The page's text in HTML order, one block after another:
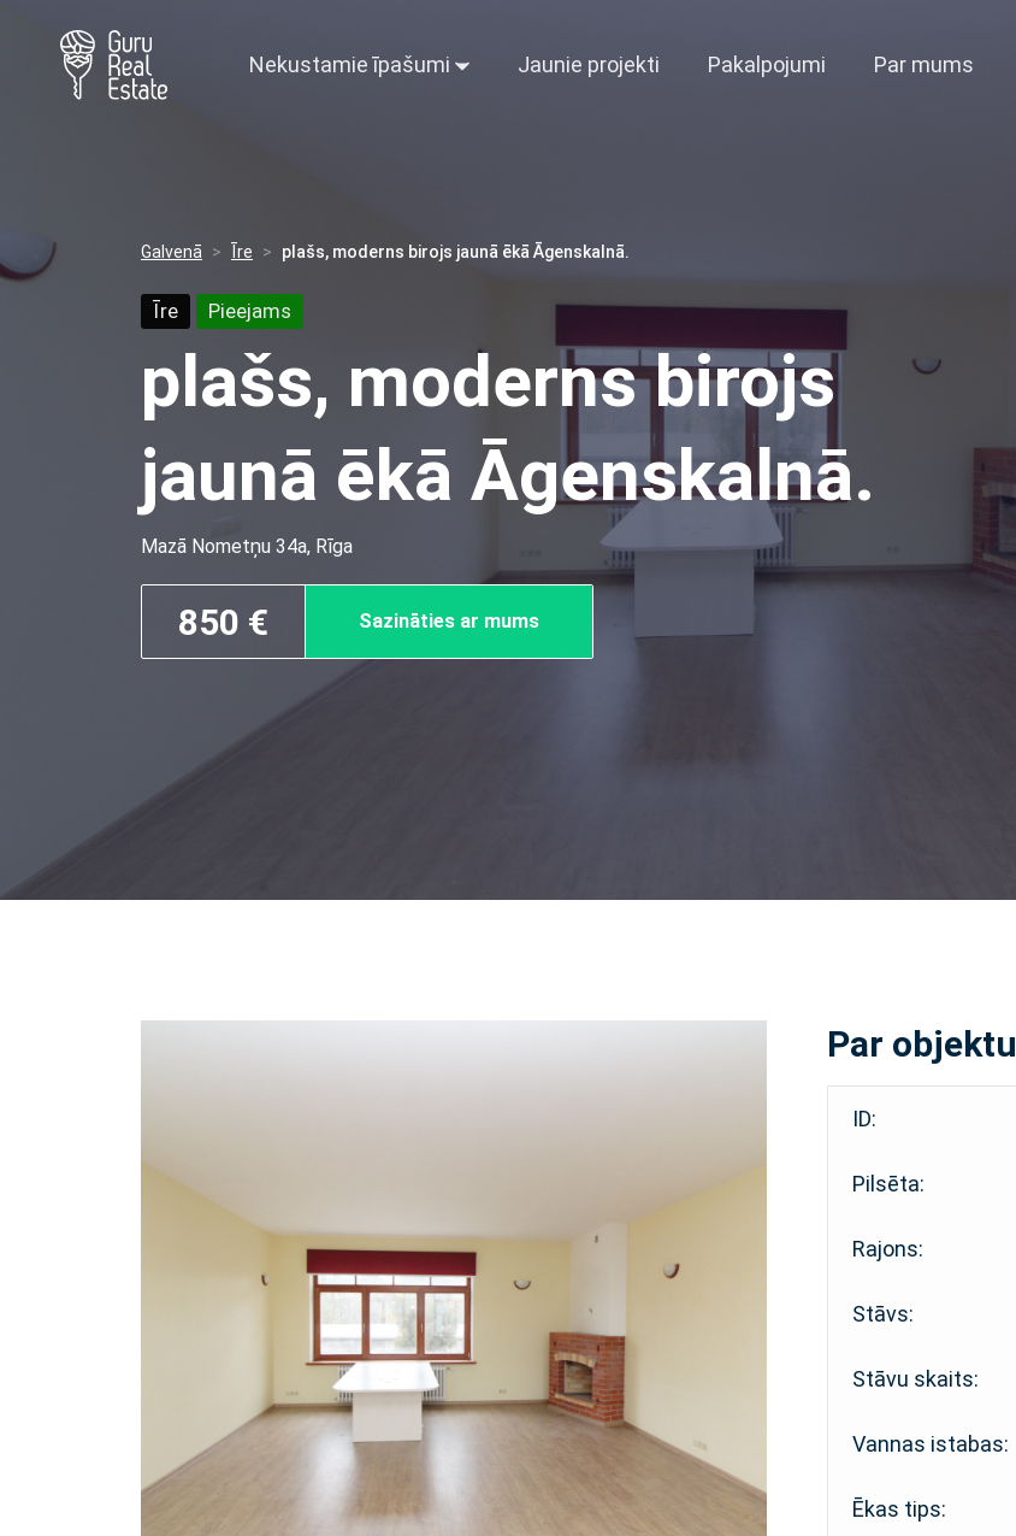
Nekustamie īpašumi Jaunie projekti Pakalpojumi Par mums
Galvenā Īre plašs, moderns birojs jaunā ēkā Āgenskalnā.
Īre Pieejams
plašs, moderns birojs
jaunā ēkā Āgenskalnā.
Mazā Nometņu 34a, Rīga
850 € Sazināties ar mums
Par objektu
ID:
Pilsēta:
Rajons:
Stāvs:
Stāvu skaits:
Vannas istabas:
Ēkas tips: